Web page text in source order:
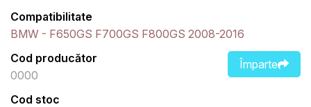
Compatibilitate
BMW - F650GS F700GS F800GS 2008-2016
Împarte
Cod producător
0000
Cod stoc